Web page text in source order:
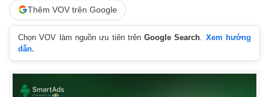
Thêm VOV trên Google
Chọn VOV làm nguồn ưu tiên trênGoogle Search
Xem hướng
dẫn.